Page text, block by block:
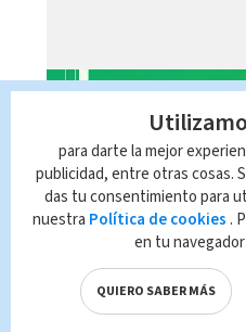
Telediario En
Brenes, 07 de
para darte la mejor
publicidad, entre otras cosas.
das tu consentimiento para
nuestra Política de cookies .
en tu
QUIERO SABER MÁS